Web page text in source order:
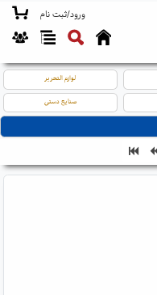
ورود/ثبت نام
لوازم التحریر
صنایع دستی